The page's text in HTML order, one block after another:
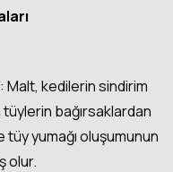
Malt, kedilerin sindirim
bağırsaklardan
yumağı oluşumunun
olur.